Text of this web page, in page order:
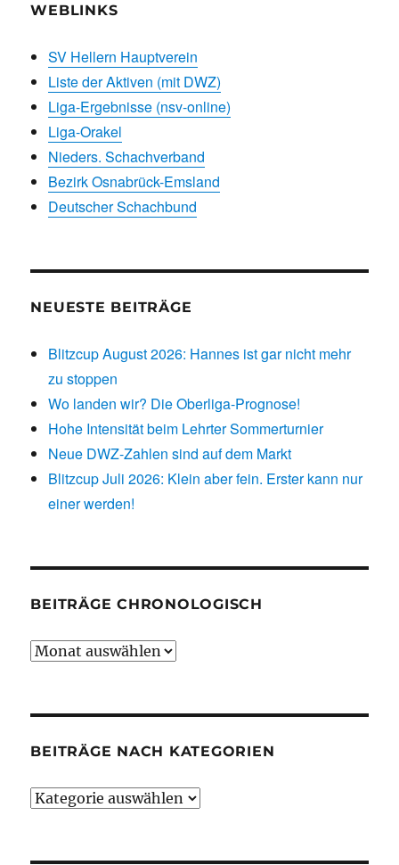
WEBLINKS
SV Hellern Hauptverein
Liste der Aktiven (mit DWZ)
Liga-Ergebnisse (nsv-online)
Liga-Orakel
Nieders. Schachverband
Bezirk Osnabrück-Emsland
Deutscher Schachbund
NEUESTE BEITRÄGE
Blitzcup August 2026: Hannes ist gar nicht mehr
zu stoppen
Wo landen wir? Die Oberliga-Prognose!
Hohe Intensität beim Lehrter Sommerturnier
Neue DWZ-Zahlen sind auf dem Markt
Blitzcup Juli 2026: Klein aber fein. Erster kann nur
einer werden!
BEITRÄGE CHRONOLOGISCH
Beiträge
BEITRÄGE NACH KATEGORIEN
Beiträge